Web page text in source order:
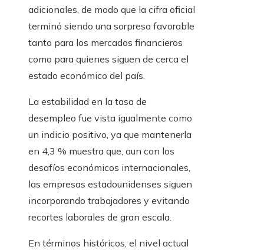
adicionales, de modo que la cifra oficial
terminó siendo una sorpresa favorable
tanto para los mercados financieros
como para quienes siguen de cerca el
estado económico del país.
La estabilidad en la tasa de
desempleo fue vista igualmente como
un indicio positivo, ya que mantenerla
en 4,3 % muestra que, aun con los
desafíos económicos internacionales,
las empresas estadounidenses siguen
incorporando trabajadores y evitando
recortes laborales de gran escala.
En términos históricos, el nivel actual